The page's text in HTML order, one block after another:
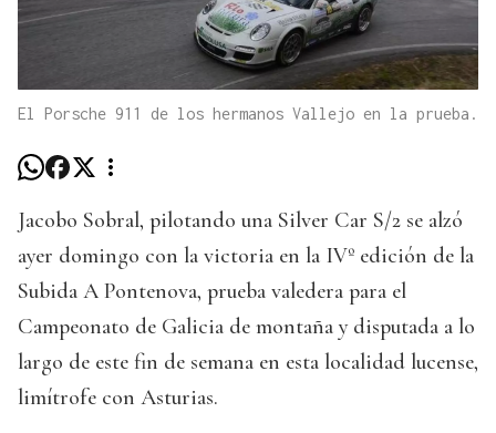
El Porsche 911 de los hermanos Vallejo en la prueba.
Jacobo Sobral, pilotando una Silver Car S/2 se alzó
ayer domingo con la victoria en la IVº edición de la
Subida A Pontenova, prueba valedera para el
Campeonato de Galicia de montaña y disputada a lo
largo de este fin de semana en esta localidad lucense,
limítrofe con Asturias.